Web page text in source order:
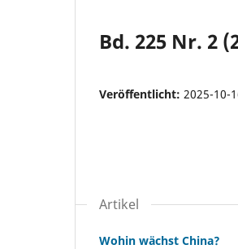
Bd. 225 Nr. 2
Veröffentlicht: 2025-10-
Artikel
Wohin wächst China?